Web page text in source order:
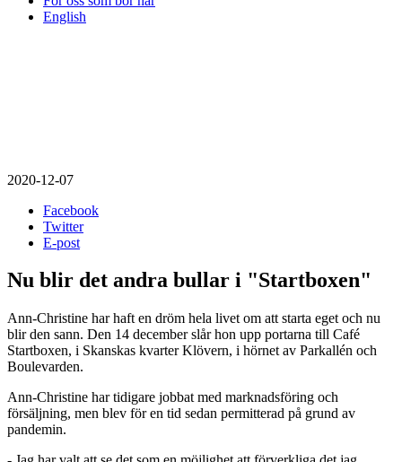
English
2020-12-07
Facebook
Twitter
E-post
Nu blir det andra bullar i "Startboxen"
Ann-Christine har haft en dröm hela livet om att starta eget och nu
blir den sann. Den 14 december slår hon upp portarna till Café
Startboxen, i Skanskas kvarter Klövern, i hörnet av Parkallén och
Boulevarden.
Ann-Christine har tidigare jobbat med marknadsföring och
försäljning, men blev för en tid sedan permitterad på grund av
pandemin.